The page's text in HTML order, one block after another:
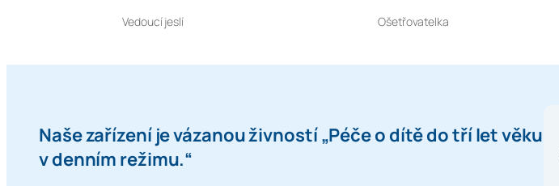
Vedoucí jeslí Ošetřovatelka
Naše zařízení je vázanou živností „Péče o dítě do tří let věku
v denním režimu.“